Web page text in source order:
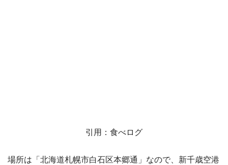
引用：食べログ
場所は「北海道札幌市白石区本郷通」なので、新千歳空港